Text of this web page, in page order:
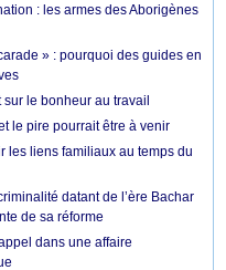
: les armes des Aborigènes
» : pourquoi des guides en
le bonheur au travail
le pire pourrait être à venir
les liens familiaux au temps du
datant de l’ère Bachar
de sa réforme
dans une affaire